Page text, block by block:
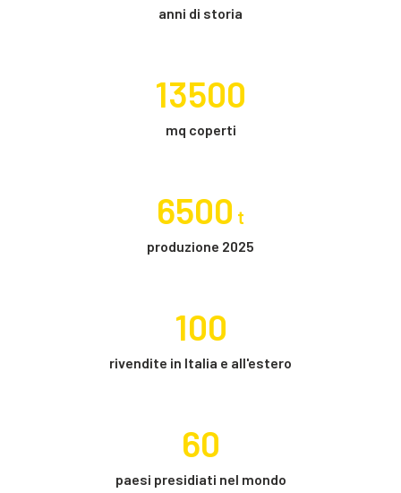
anni di storia
13500
mq coperti
6500 t
produzione 2025
100
rivendite in Italia e all'estero
60
paesi presidiati nel mondo